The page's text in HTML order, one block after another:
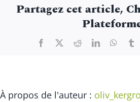
Partagez cet article,
Facebook
X RedditLinkedIn
À propos de l'auteur :